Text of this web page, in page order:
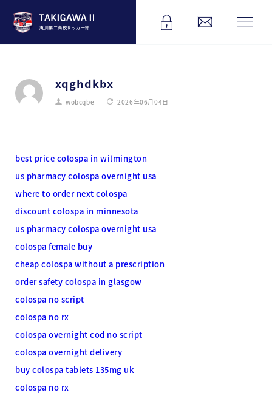
滝川第二高校サッカー部
xqghdkbx
wobcqbe 2026年06月04日
best price colospa in wilmington
us pharmacy colospa overnight usa
where to order next colospa
discount colospa in minnesota
us pharmacy colospa overnight usa
colospa female buy
cheap colospa without a prescription
order safety colospa in glasgow
colospa no script
colospa no rx
colospa overnight cod no script
colospa overnight delivery
buy colospa tablets 135mg uk
colospa no rx